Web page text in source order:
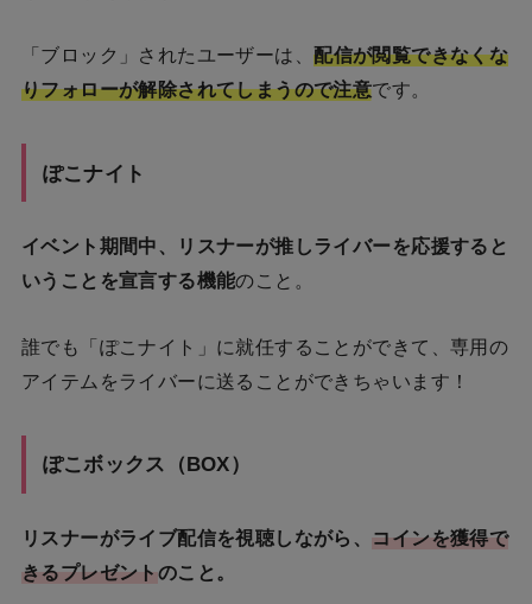
「ブロック」されたユーザーは、配信が閲覧できなくな
りフォローが解除されてしまうので注意です。
ぽこナイト
イベント期間中、リスナーが推しライバーを応援すると
いうことを宣言する機能のこと。
誰でも「ぽこナイト」に就任することができて、専用の
アイテムをライバーに送ることができちゃいます！
ぽこボックス（BOX）
リスナーがライブ配信を視聴しながら、 コインを獲得で
きるプレゼント のこと。